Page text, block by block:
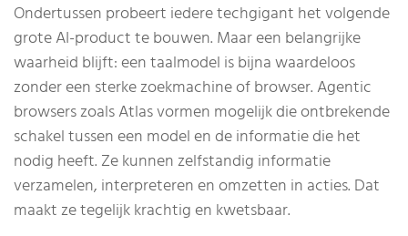
Ondertussen probeert iedere techgigant het volgende
grote AI-product te bouwen. Maar een belangrijke
waarheid blijft: een taalmodel is bijna waardeloos
zonder een sterke zoekmachine of browser. Agentic
browsers zoals Atlas vormen mogelijk die ontbrekende
schakel tussen een model en de informatie die het
nodig heeft. Ze kunnen zelfstandig informatie
verzamelen, interpreteren en omzetten in acties. Dat
maakt ze tegelijk krachtig en kwetsbaar.